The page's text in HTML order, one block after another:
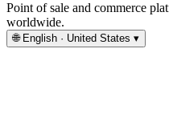
Point of sale and commerce
worldwide.
🌐 English · United States ▾